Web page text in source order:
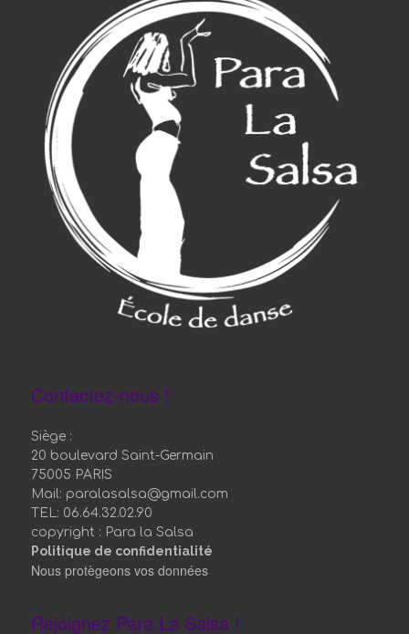
Contactez-nous !
Siège :
20 boulevard Saint-Germain
75005 PARIS
Mail: paralasalsa@gmail.com
TEL: 06.64.32.02.90
copyright : Para la Salsa
Politique de confidentialité
Nous protègeons vos données
Rejoignez Para La Salsa !